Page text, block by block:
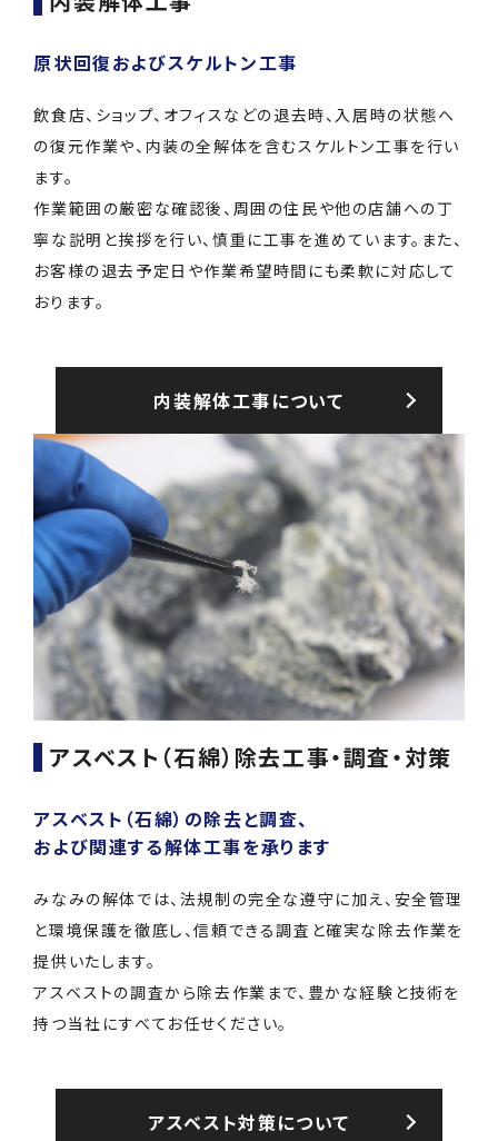
原状回復およびスケルトン工事
飲食店、ショップ、オフィスなどの退去時、入居時の状態へ
の復元作業や、内装の全解体を含むスケルトン工事を行い
ます。
作業範囲の厳密な確認後、周囲の住民や他の店舗への丁
寧な説明と挨拶を行い、慎重に工事を進めています。また、
お客様の退去予定日や作業希望時間にも柔軟に対応して
おります。
内装解体⼯事について
アスベスト（石綿）除去工事・調査・対策
アスベスト（石綿）の除去と調査、
および関連する解体工事を承ります
みなみの解体では、法規制の完全な遵守に加え、安全管理
と環境保護を徹底し、信頼できる調査と確実な除去作業を
提供いたします。
アスベストの調査から除去作業まで、豊かな経験と技術を
持つ当社にすべてお任せください。
アスベスト対策について